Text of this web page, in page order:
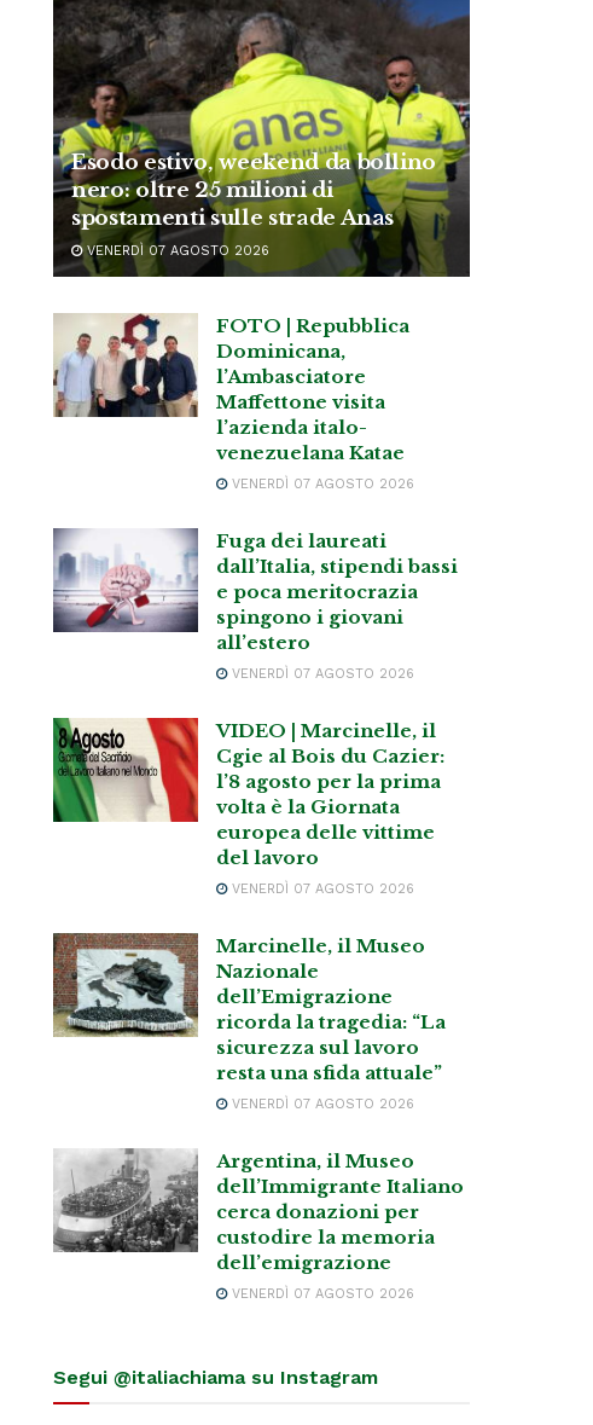
Esodo estivo, weekend da bollino
nero: oltre 25 milioni di
spostamenti sulle strade Anas
VENERDÌ 07 AGOSTO 2026
FOTO | Repubblica
Dominicana,
l’Ambasciatore
Maffettone visita
l’azienda italo-
venezuelana Katae
VENERDÌ 07 AGOSTO 2026
Fuga dei laureati
dall’Italia, stipendi bassi
e poca meritocrazia
spingono i giovani
all’estero
VENERDÌ 07 AGOSTO 2026
VIDEO | Marcinelle, il
Cgie al Bois du Cazier:
l’8 agosto per la prima
volta è la Giornata
europea delle vittime
del lavoro
VENERDÌ 07 AGOSTO 2026
Marcinelle, il Museo
Nazionale
dell’Emigrazione
ricorda la tragedia: “La
sicurezza sul lavoro
resta una sfida attuale”
VENERDÌ 07 AGOSTO 2026
Argentina, il Museo
dell’Immigrante Italiano
cerca donazioni per
custodire la memoria
dell’emigrazione
VENERDÌ 07 AGOSTO 2026
Segui @italiachiama su Instagram